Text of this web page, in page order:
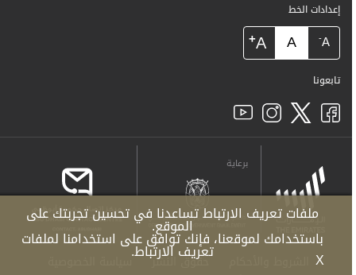
إعدادات الخط
A
-
A
A
+
تابعونا
برعاية
حقوق النشر سياسة الخصوصية X
ملفات تعريف الارتباط تساعدنا في تحسين تجربتك على
الموقع.
باستخدامك لموقعنا، فإنك توافق على استخدامنا لملفات
تعريف الارتباط.